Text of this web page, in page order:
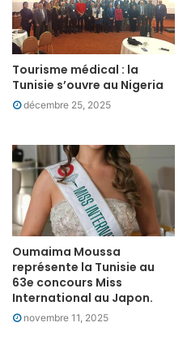
Tourisme médical : la
Tunisie s’ouvre au Nigeria
décembre 25, 2025
Oumaima Moussa
représente la Tunisie au
63e concours Miss
International au Japon.
novembre 11, 2025